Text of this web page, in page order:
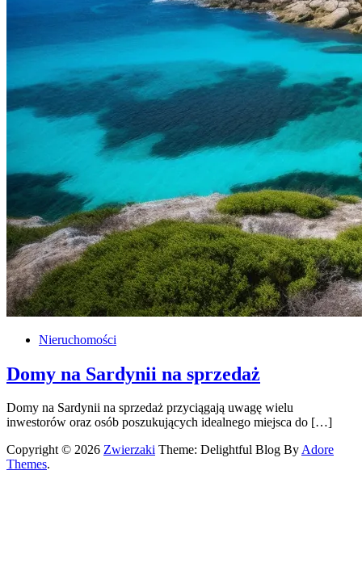
Nieruchomości
Domy na Sardynii na sprzedaż
Domy na Sardynii na sprzedaż przyciągają uwagę wielu
inwestorów oraz osób poszukujących idealnego miejsca do […]
Copyright © 2026 Zwierzaki Theme: Delightful Blog ByAdore
Themes.